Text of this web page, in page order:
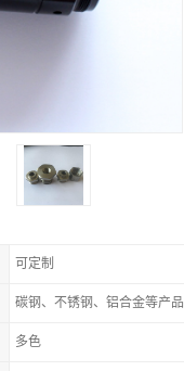
可定制
碳钢、不锈钢、铝合金等产品
多色